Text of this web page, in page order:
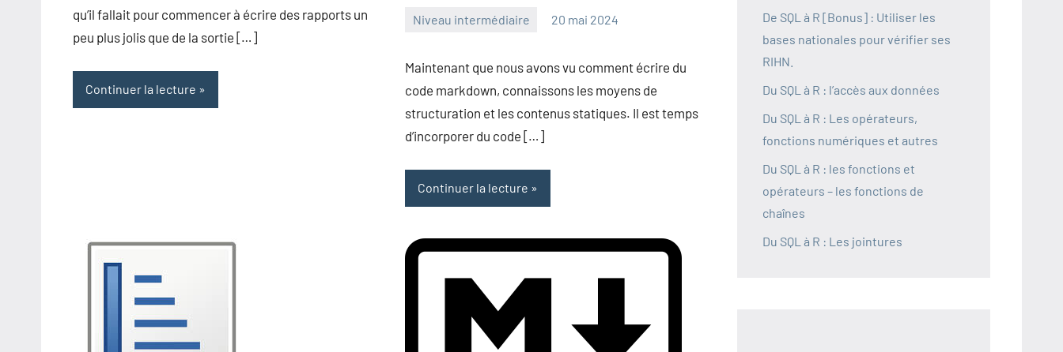
qu’il fallait pour commencer à écrire des rapports un
peu plus jolis que de la sortie […]
Continuer la lecture
Niveau intermédiaire 20 mai 2024
Maintenant que nous avons vu comment écrire du
code markdown, connaissons les moyens de
structuration et les contenus statiques. Il est temps
d’incorporer du code […]
Continuer la lecture
De SQL à R [Bonus] : Utiliser les
bases nationales pour vérifier ses
RIHN.
Du SQL à R : l’accès aux données
Du SQL à R : Les opérateurs,
fonctions numériques et autres
Du SQL à R : les fonctions et
opérateurs – les fonctions de
chaînes
Du SQL à R : Les jointures